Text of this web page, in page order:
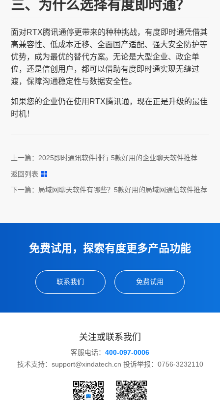
三、为什么选择有度即时通？
面对RTX腾讯通停更带来的种种挑战，有度即时通凭借其
高兼容性、低成本迁移、全面国产适配、强大安全防护等
优势，成为最优的替代方案。无论是大型企业、政企单
位，还是信创用户，都可以借助有度即时通实现无缝过
渡，保障沟通稳定性与数据安全性。
如果您的企业仍在使用RTX腾讯通，现在正是升级的最佳
时机！
上一篇： 2025即时通讯软件排行 5款好用的企业聊天软件推荐
返回列表
下一篇： 局域网聊天软件有哪些？5款好用的局域网通信软件推荐
免费试用，探索有度更多产品功能
联系我们 免费试用
关注或联系我们
客服电话： 400-097-0006
技术支持：support@xindatech.cn 投诉举报：0756-3232110